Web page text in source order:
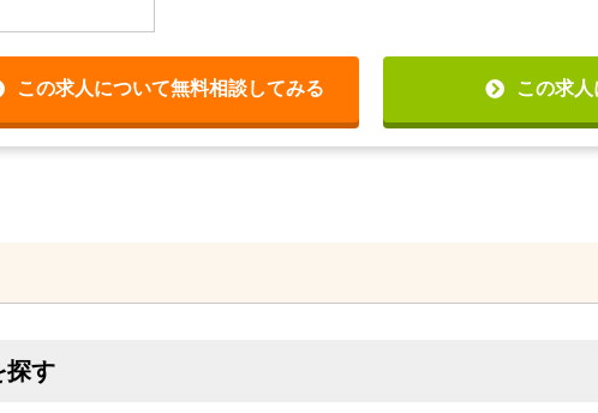
この求人について無料相談してみる この求
探す